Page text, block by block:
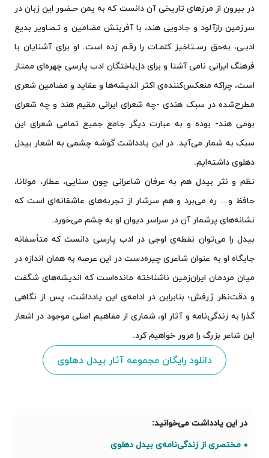
در بیرون از مرزهای تاریخی آن دانست که به یمن حـضور این زبان در
سرزمین رازآلود و جادویی هند، با آفرینش مضامین و تـصاویر بدیع
ادبـی، به‌حق رسـتاخیز کلمـات را رقـم زده است. او برای آشنایان با
فرهنگ ایرانی نامی آشنا و برای دل‌باختگان ادب پارسی چهره‌ای ممتاز
است، چراکه منعکس‌کننده‌ی اکثر اندیشه‌ها و عقاید و مضامین شعری
مطرح‌شده در سبک هندی -چه شعرای ایرانی مقیم هند و چه شعرای
بومی هند- بوده و به عبارت دیگر جامع جمیع تمامی شعرای این
سبک به شمار می‌آید. در این یادداشت گوشه چشمی به اشعار بیدل
دهلوی داشته‌ایم.
نظم و نثر بیدل هم به عرفان شاعرانی چون سنایی، عطار، مولانا،
حافظ و… ره می‌برد و هم سرشار از تجربه‌های عاشقانه‌‌ای است که
نشانه‌های پرشمار آن در سراسر دیوان او به چشم می‌خورد.
بیدل را می‌توان نقطه‌ی اوجی در ادب پارسی دانست که متأسفانه
جایگاه او به عنوان شاعری چیره‌دست در این عرصه به همان اندازه در
میان مردمان ایران‌زمین ناشناخته مانده‌است که اندیشه‌های شگفت
و دقت‌نظر ژرفش؛ بنابراین در ادامه‌ی این یادداشت، پس از نگاهی
گذرا به زندگی‌نامه‌ و آثار او، شماری از مفاهیم اصلی موجود در اشعار
این شاعر بزرگ را مرور خواهیم کرد.
دانلود رایگان مجموعه آثار بیدل دهلوی
مختصری از زندگی‌نامه‌ی بیدل دهلوی